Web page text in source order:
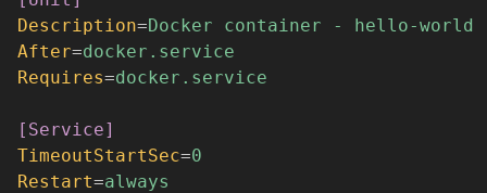
Description=Docker container - hello-world
After=docker.service
Requires=docker.service
[Service]
TimeoutStartSec=0
Restart=always